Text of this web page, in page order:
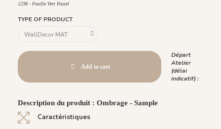
1238 - Feuille Vert Pastel
TYPE OF PRODUCT
Add to cart
Départ
Atelier
(délai
indicatif) :
Description du produit : Ombrage - Sample
Caractéristiques